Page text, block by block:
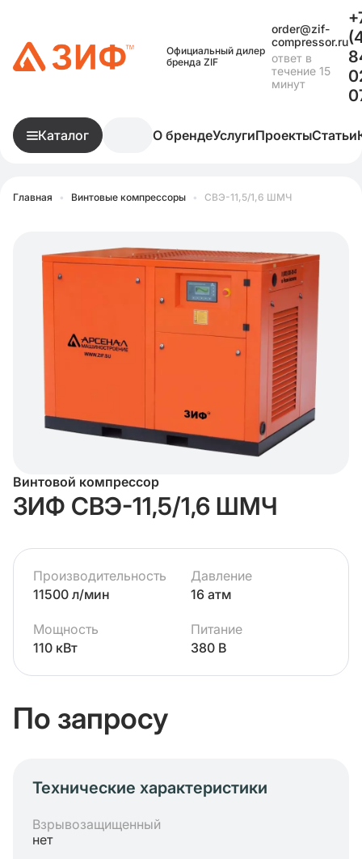
Официальный дилер
бренда ZIF
order@zif-
compressor.ru
ответ в
течение 15
минут
Каталог О брендеУслугиПроектыСтатьи
Главная • Винтовые компрессоры • СВЭ-11,5/1,6 ШМЧ
Винтовой компрессор
ЗИФ СВЭ-11,5/1,6 ШМЧ
Производительность
11500 л/мин
Давление
16 атм
Мощность
110 кВт
Питание
380 В
По запросу
Технические характеристики
Взрывозащищенный
нет